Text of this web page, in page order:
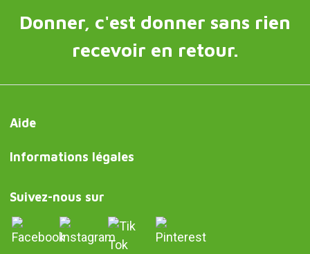
Donner, c'est donner sans rien
recevoir en retour.
Aide
Informations légales
Suivez-nous sur